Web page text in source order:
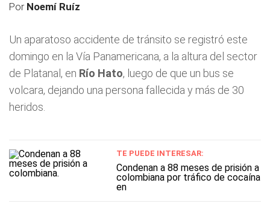
Por Noemí Ruíz
Un aparatoso accidente de tránsito se registró este
domingo en la Vía Panamericana, a la altura del sector
de Platanal, en Río Hato, luego de que un bus se
volcara, dejando una persona fallecida y más de 30
heridos.
TE PUEDE INTERESAR:
Condenan a 88 meses de prisión a
colombiana por tráfico de cocaína
en